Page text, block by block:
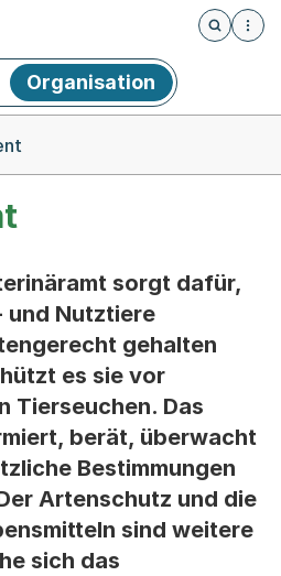
Öffnet
Organisation
sorgt dafür,
und Nutztiere
gehalten
es sie vor
Tierseuchen. Das
berät, überwacht
Bestimmungen
Artenschutz und die
sind weitere
sich das